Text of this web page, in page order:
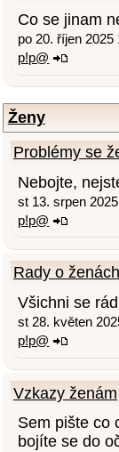
Co se jinam
po 20. říjen 2025
p!p@
Ženy
Problémy se
Nebojte,
st 13. srpen
p!p@
Rady o ženách
Všichni se
st 28. květen
p!p@
Vzkazy ženám
Sem pište co
bojíte se do